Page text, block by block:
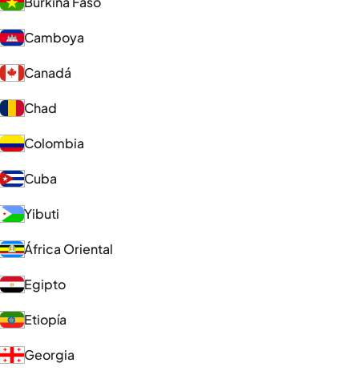
Camboya
Canadá
Chad
Colombia
Cuba
Yibuti
África Oriental
Egipto
Etiopía
Georgia